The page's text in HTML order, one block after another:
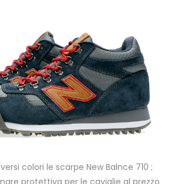
colori le scarpe New Balnce 710 ;
protettiva per le caviglie al prezzo